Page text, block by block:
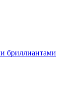
бриллиантами